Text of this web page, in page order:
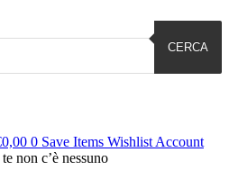
CERCA
0,00 0 Save Items Wishlist Account
non c’è nessuno